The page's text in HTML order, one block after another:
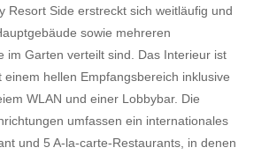
Resort Side erstreckt sich weitläufig und
sowie mehreren
im Garten verteilt sind. Das Interieur ist
einem hellen Empfangsbereich inklusive
WLAN und einer Lobbybar. Die
umfassen ein internationales
und 5 A-la-carte-Restaurants, in denen